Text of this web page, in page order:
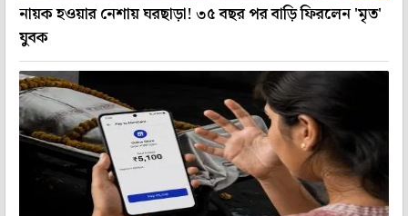
নায়ক হওয়ার নেশায় ঘরছাড়া! ৩৫ বছর পর বাড়ি ফিরলেন 'মৃত'
যুবক